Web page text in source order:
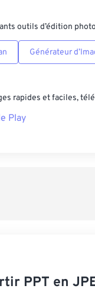
outils d’édition
Générateur
rapides et faciles,
PPT en